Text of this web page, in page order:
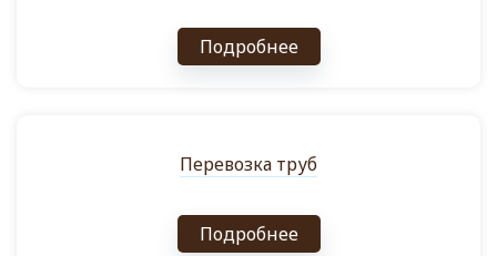
Подробнее
Перевозка труб
Подробнее